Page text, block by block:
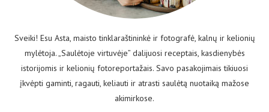
Sveiki! Esu Asta, maisto tinklaraštininkė ir fotografė, kalnų ir kelionių
mylėtoja. „Saulėtoje virtuvėje” dalijuosi receptais, kasdienybės
istorijomis ir kelionių fotoreportažais. Savo pasakojimais tikiuosi
įkvėpti gaminti, ragauti, keliauti ir atrasti saulėtą nuotaiką mažose
akimirkose.